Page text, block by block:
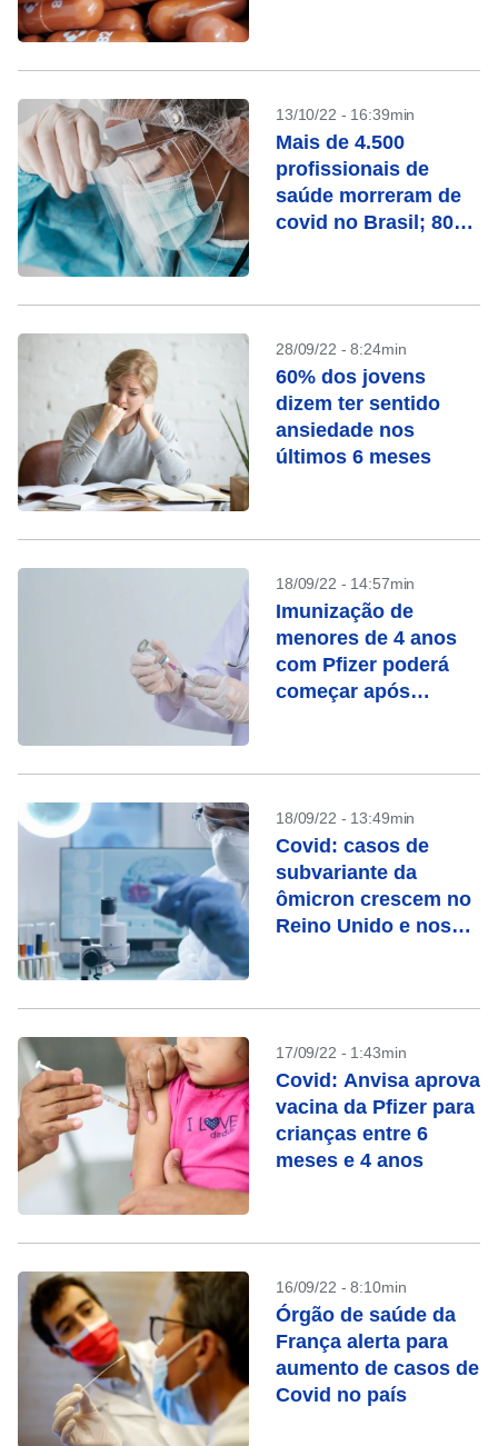
13/10/22 - 16:39min
Mais de 4.500
profissionais de
saúde morreram de
covid no Brasil; 80%
28/09/22 - 8:24min
60% dos jovens
dizem ter sentido
ansiedade nos
últimos 6 meses
18/09/22 - 14:57min
Imunização de
menores de 4 anos
com Pfizer poderá
começar após
ministério
18/09/22 - 13:49min
Covid: casos de
subvariante da
ômicron crescem no
Reino Unido e nos
17/09/22 - 1:43min
Covid: Anvisa aprova
vacina da Pfizer para
crianças entre 6
meses e 4 anos
16/09/22 - 8:10min
Órgão de saúde da
França alerta para
aumento de casos de
Covid no país